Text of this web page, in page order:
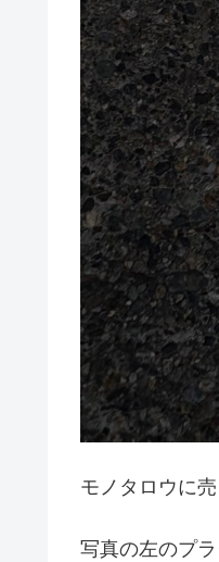
モノタロウに
写真の左のプ